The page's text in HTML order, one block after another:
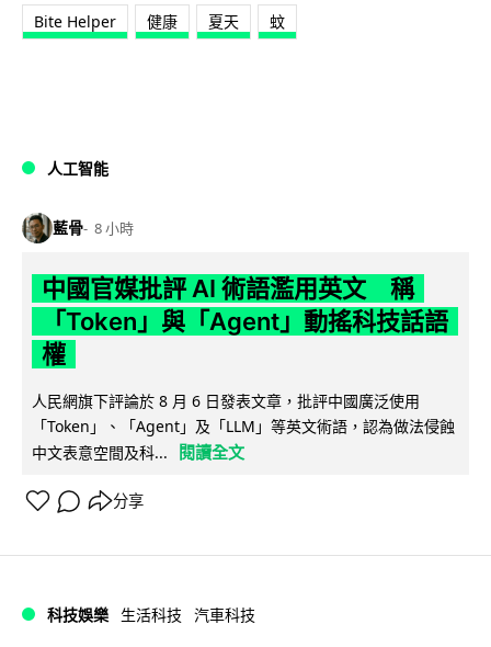
Bite Helper 健康 夏天 蚊
人工智能
藍骨 8 小時
中國官媒批評 AI 術語濫用英文 稱
「Token」與「Agent」動搖科技話語
權
人民網旗下評論於 8 月 6 日發表文章，批評中國廣泛使用
「Token」、「Agent」及「LLM」等英文術語，認為做法侵蝕
中文表意空間及科...
閱讀全文
分享
科技娛樂 生活科技 汽車科技